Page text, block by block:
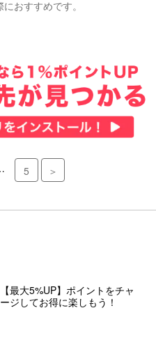
おすすめです。
5 ＞
【最大5%UP】ポイントをチャ
ージしてお得に楽しもう！